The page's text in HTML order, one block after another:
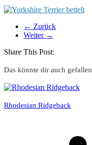
← Zurück
Weiter →
Share This Post:
Das könnte dir auch gefallen
Rhodesian Ridgeback